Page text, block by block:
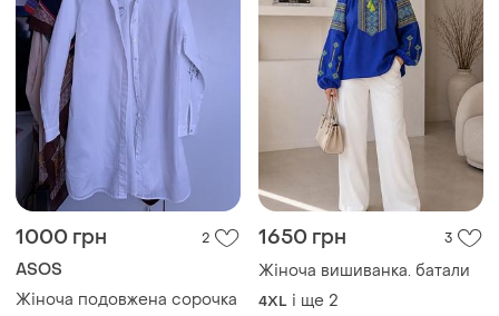
1000 грн 2
ASOS
Жіноча подовжена сорочка
1650 грн 3
Жіноча вишиванка. батали
4XL і ще 2